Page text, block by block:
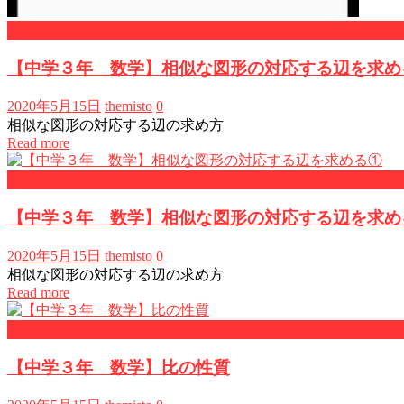
【中学３年 数学】相似な図形の対応する辺を求
2020年5月15日 themisto 0
相似な図形の対応する辺の求め方
Read more
【中学３年 数学】相似な図形の対応する辺を求
2020年5月15日 themisto 0
相似な図形の対応する辺の求め方
Read more
【中学３年 数学】比の性質